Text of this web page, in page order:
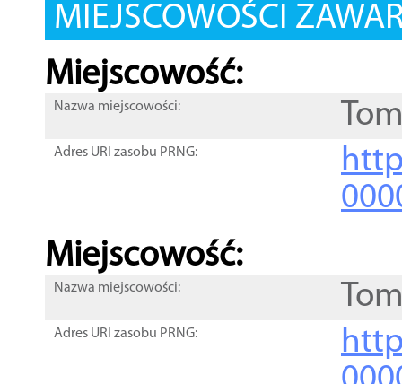
MIEJSCOWOŚCI
Miejscowość:
Nazwa miejscowości:
Adres URI zasobu PRNG:
Miejscowość:
Nazwa miejscowości:
Adres URI zasobu PRNG: